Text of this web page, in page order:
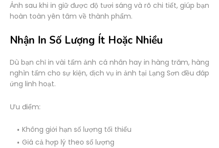
Ảnh sau khi in giữ được độ tươi sáng và rõ chi tiết, giúp bạn
hoàn toàn yên tâm về thành phẩm.
Nhận In Số Lượng Ít Hoặc Nhiều
Dù bạn chỉ in vài tấm ảnh cá nhân hay in hàng trăm, hàng
nghìn tấm cho sự kiện, dịch vụ in ảnh tại Lạng Sơn đều đáp
ứng linh hoạt.
Ưu điểm:
Không giới hạn số lượng tối thiểu
Giá cả hợp lý theo số lượng